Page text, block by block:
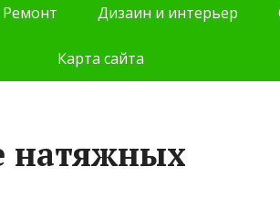
Ремонт Дизаин и интерьер
Карта сайта
натяжных